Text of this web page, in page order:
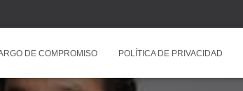
DE COMPROMISO POLÍTICA DE PRIVACIDAD